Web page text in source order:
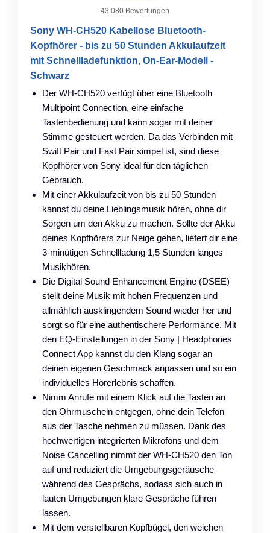
43.080 Bewertungen
Sony WH-CH520 Kabellose Bluetooth-
Kopfhörer - bis zu 50 Stunden Akkulaufzeit
mit Schnellladefunktion, On-Ear-Modell -
Schwarz
Der WH-CH520 verfügt über eine Bluetooth
Multipoint Connection, eine einfache
Tastenbedienung und kann sogar mit deiner
Stimme gesteuert werden. Da das Verbinden mit
Swift Pair und Fast Pair simpel ist, sind diese
Kopfhörer von Sony ideal für den täglichen
Gebrauch.
Mit einer Akkulaufzeit von bis zu 50 Stunden
kannst du deine Lieblingsmusik hören, ohne dir
Sorgen um den Akku zu machen. Sollte der Akku
deines Kopfhörers zur Neige gehen, liefert dir eine
3-minütigen Schnellladung 1,5 Stunden langes
Musikhören.
Die Digital Sound Enhancement Engine (DSEE)
stellt deine Musik mit hohen Frequenzen und
allmählich ausklingendem Sound wieder her und
sorgt so für eine authentischere Performance. Mit
den EQ-Einstellungen in der Sony | Headphones
Connect App kannst du den Klang sogar an
deinen eigenen Geschmack anpassen und so ein
individuelles Hörerlebnis schaffen.
Nimm Anrufe mit einem Klick auf die Tasten an
den Ohrmuscheln entgegen, ohne dein Telefon
aus der Tasche nehmen zu müssen. Dank des
hochwertigen integrierten Mikrofons und dem
Noise Cancelling nimmt der WH-CH520 den Ton
auf und reduziert die Umgebungsgeräusche
während des Gesprächs, sodass sich auch in
lauten Umgebungen klare Gespräche führen
lassen.
Mit dem verstellbaren Kopfbügel, den weichen